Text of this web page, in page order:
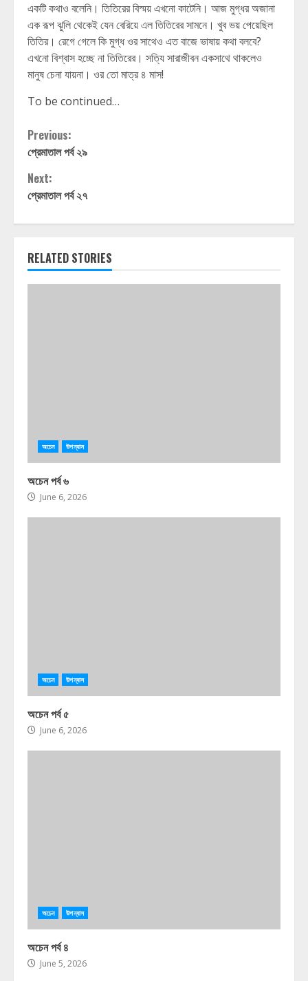
একটি কথাও বলেনি। তিতিরের বিস্ময় এখনো কাটেনি। আজ মুগ্ধর অজানা
এক রূপ ঝুলি থেকেই যেন বেরিয়ে এল তিতিরের সামনে। খুব ভয় পেয়েছিল
তিতির। রেগে গেলে কি মুগ্ধ ওর সাথেও এত বাজে ভাষায় কথা বলবে?
এখনো বিশ্বাস হচ্ছে না তিতিরের। সত্যি সারাজীবন একসাথে থাকলেও
মানুষ চেনা যায়না। ওর তো মাত্র ৪ মাস!
To be continued…
Continue
Reading
Previous:
প্রেমাতাল পর্ব ২৯
Next:
প্রেমাতাল পর্ব ২৭
RELATED STORIES
অচেন উপন্যাস
অচেন পর্ব ৬
June 6, 2026
অচেন উপন্যাস
অচেন পর্ব ৫
June 6, 2026
অচেন উপন্যাস
অচেন পর্ব ৪
June 5, 2026